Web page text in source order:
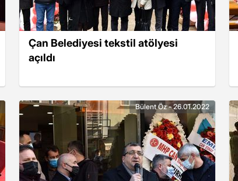
Çan Belediyesi tekstil atölyesi
açıldı
Bülent Öz - 26.01.2022